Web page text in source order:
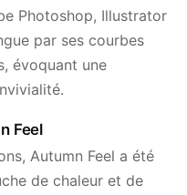
Photoshop, Illustrator
par ses courbes
évoquant une
Feel
Autumn Feel a été
de chaleur et de